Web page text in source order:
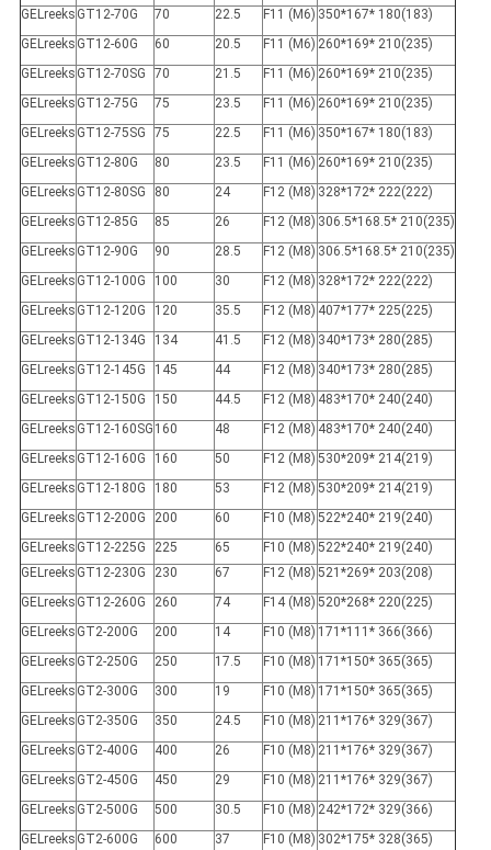
GELreeks GT12-70G 70 22.5 F11 (M6) 350*167* 180(183)
GELreeks GT12-60G 60 20.5 F11 (M6) 260*169* 210(235)
GELreeks GT12-70SG 70 21.5 F11 (M6) 260*169* 210(235)
GELreeks GT12-75G 75 23.5 F11 (M6) 260*169* 210(235)
GELreeks GT12-75SG 75 22.5 F11 (M6) 350*167* 180(183)
GELreeks GT12-80G 80 23.5 F11 (M6) 260*169* 210(235)
GELreeks GT12-80SG 80 24 F12 (M8) 328*172* 222(222)
GELreeks GT12-85G 85 26 F12 (M8) 306.5*168.5* 210(235)
GELreeks GT12-90G 90 28.5 F12 (M8) 306.5*168.5* 210(235)
GELreeks GT12-100G 100 30 F12 (M8) 328*172* 222(222)
GELreeks GT12-120G 120 35.5 F12 (M8) 407*177* 225(225)
GELreeks GT12-134G 134 41.5 F12 (M8) 340*173* 280(285)
GELreeks GT12-145G 145 44 F12 (M8) 340*173* 280(285)
GELreeks GT12-150G 150 44.5 F12 (M8) 483*170* 240(240)
GELreeks GT12-160SG 160 48 F12 (M8) 483*170* 240(240)
GELreeks GT12-160G 160 50 F12 (M8) 530*209* 214(219)
GELreeks GT12-180G 180 53 F12 (M8) 530*209* 214(219)
GELreeks GT12-200G 200 60 F10 (M8) 522*240* 219(240)
GELreeks GT12-225G 225 65 F10 (M8) 522*240* 219(240)
GELreeks GT12-230G 230 67 F12 (M8) 521*269* 203(208)
GELreeks GT12-260G 260 74 F14 (M8) 520*268* 220(225)
GELreeks GT2-200G 200 14 F10 (M8) 171*111* 366(366)
GELreeks GT2-250G 250 17.5 F10 (M8) 171*150* 365(365)
GELreeks GT2-300G 300 19 F10 (M8) 171*150* 365(365)
GELreeks GT2-350G 350 24.5 F10 (M8) 211*176* 329(367)
GELreeks GT2-400G 400 26 F10 (M8) 211*176* 329(367)
GELreeks GT2-450G 450 29 F10 (M8) 211*176* 329(367)
GELreeks GT2-500G 500 30.5 F10 (M8) 242*172* 329(366)
GELreeks GT2-600G 600 37 F10 (M8) 302*175* 328(365)